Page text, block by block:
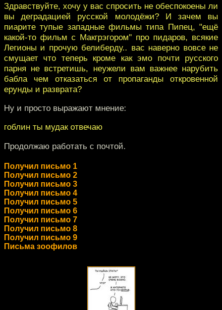
Здравствуйте, хочу у вас спросить не обеспокоены ли
вы деградацией русской молодёжи? И зачем вы
пиарите тупые западные фильмы типа Пипец, "ещё
какой-то фильм с Макгрэгором" про пидаров, всякие
Легионы и прочую белиберду.. вас наверно вовсе не
смущает что теперь кроме как эмо почти русского
парня не встретишь, неужели вам важнее нарубить
бабла чем отказаться от пропаганды откровенной
ерунды и разврата?
Ну и просто выражают мнение:
гоблин ты мудак отвечаю
Продолжаю работать с почтой.
Получил письмо 1
Получил письмо 2
Получил письмо 3
Получил письмо 4
Получил письмо 5
Получил письмо 6
Получил письмо 7
Получил письмо 8
Получил письмо 9
Письма зоофилов